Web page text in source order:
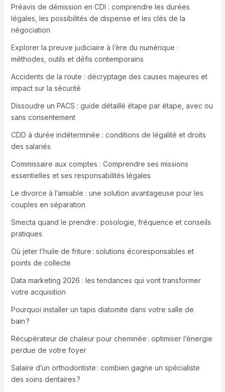
Préavis de démission en CDI : comprendre les durées
légales, les possibilités de dispense et les clés de la
négociation
Explorer la preuve judiciaire à l’ère du numérique :
méthodes, outils et défis contemporains
Accidents de la route : décryptage des causes majeures et
impact sur la sécurité
Dissoudre un PACS : guide détaillé étape par étape, avec ou
sans consentement
CDD à durée indéterminée : conditions de légalité et droits
des salariés
Commissaire aux comptes : Comprendre ses missions
essentielles et ses responsabilités légales
Le divorce à l’amiable : une solution avantageuse pour les
couples en séparation
Smecta quand le prendre : posologie, fréquence et conseils
pratiques
Où jeter l’huile de friture : solutions écoresponsables et
points de collecte
Data marketing 2026 : les tendances qui vont transformer
votre acquisition
Pourquoi installer un tapis diatomite dans votre salle de
bain ?
Récupérateur de chaleur pour cheminée : optimiser l’énergie
perdue de votre foyer
Salaire d’un orthodontiste : combien gagne un spécialiste
des soins dentaires ?